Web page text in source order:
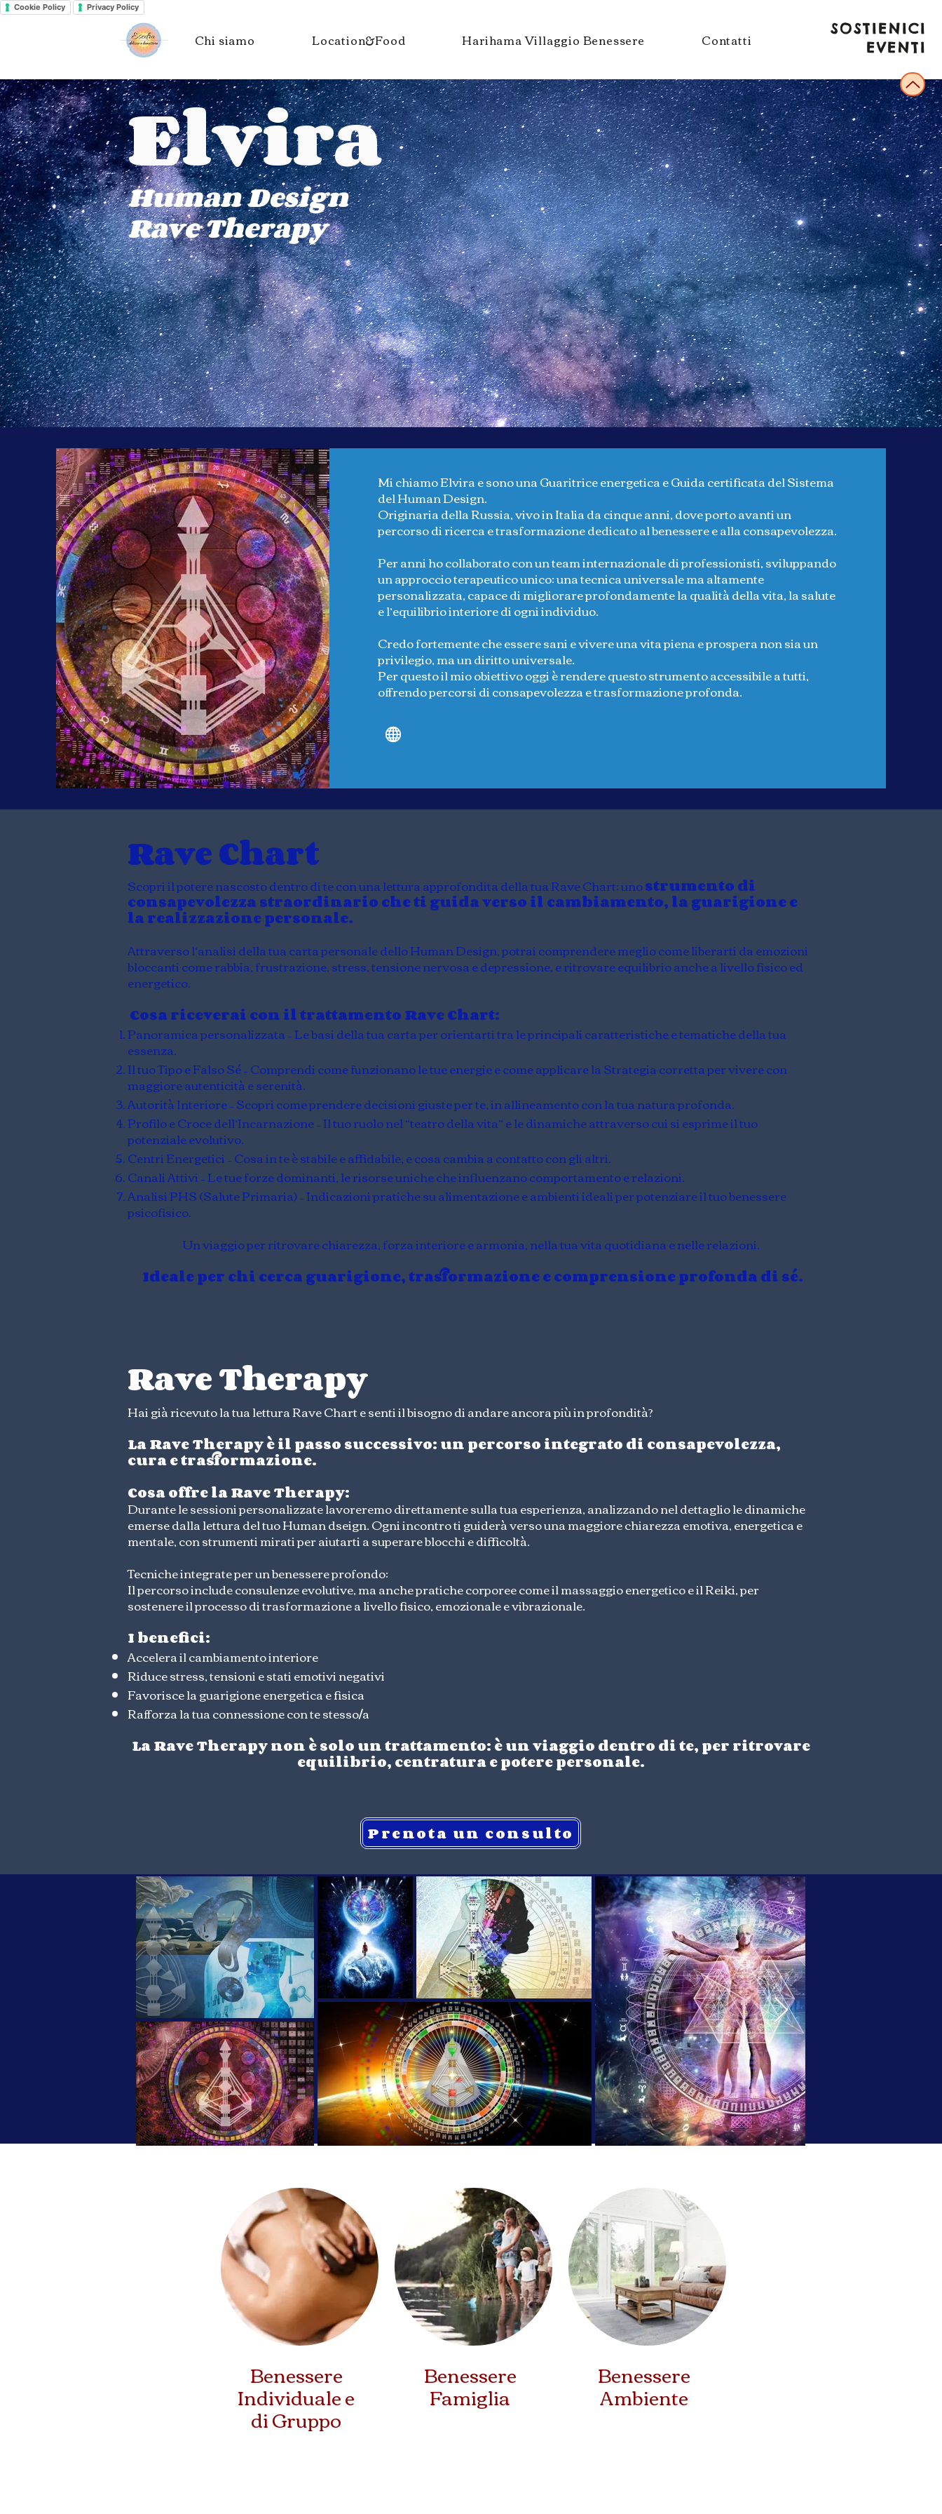
Cookie Policy Privacy Policy
EVENTI
SOSTIENICI
Chi siamo Location&Food Harihama Villaggio Benessere Contatti
Elvira
Human Design
Rave Therapy
Mi chiamo Elvira e sono una Guaritrice energetica e Guida certificata del Sistema
del Human Design.
Originaria della Russia, vivo in Italia da cinque anni, dove porto avanti un
percorso di ricerca e trasformazione dedicato al benessere e alla consapevolezza.
Per anni ho collaborato con un team internazionale di professionisti, sviluppando
un approccio terapeutico unico: una tecnica universale ma altamente
personalizzata, capace di migliorare profondamente la qualità della vita, la salute
e l’equilibrio interiore di ogni individuo.
Credo fortemente che essere sani e vivere una vita piena e prospera non sia un
privilegio, ma un diritto universale.
Per questo il mio obiettivo oggi è rendere questo strumento accessibile a tutti,
offrendo percorsi di consapevolezza e trasformazione profonda.
Rave Chart
Scopri il potere nascosto dentro di te con una lettura approfondita della tua Rave Chart: unostrumento di
consapevolezza straordinario che ti guida verso il cambiamento, la guarigione e
la realizzazione personale.
Attraverso l’analisi della tua carta personale dello Human Design, potrai comprendere meglio come liberarti da emozioni
bloccanti come rabbia, frustrazione, stress, tensione nervosa e depressione, e ritrovare equilibrio anche a livello fisico ed
energetico.
Cosa riceverai con il trattamento Rave Chart:
Panoramica personalizzata – Le basi della tua carta per orientarti tra le principali caratteristiche e tematiche della tua
essenza.
Il tuo Tipo e Falso Sé – Comprendi come funzionano le tue energie e come applicare la Strategia corretta per vivere con
maggiore autenticità e serenità.
Autorità Interiore – Scopri come prendere decisioni giuste per te, in allineamento con la tua natura profonda.
Profilo e Croce dell’Incarnazione – Il tuo ruolo nel “teatro della vita” e le dinamiche attraverso cui si esprime il tuo
potenziale evolutivo.
Centri Energetici – Cosa in te è stabile e affidabile, e cosa cambia a contatto con gli altri.
Canali Attivi – Le tue forze dominanti, le risorse uniche che influenzano comportamento e relazioni.
Analisi PHS (Salute Primaria) – Indicazioni pratiche su alimentazione e ambienti ideali per potenziare il tuo benessere
psicofisico.
Un viaggio per ritrovare chiarezza, forza interiore e armonia, nella tua vita quotidiana e nelle relazioni.
Ideale per chi cerca guarigione, trasformazione e comprensione profonda di sé.
Rave Therapy
Hai già ricevuto la tua lettura Rave Chart e senti il bisogno di andare ancora più in profondità?
La Rave Therapy è il passo successivo: un percorso integrato di consapevolezza,
cura e trasformazione.
Cosa offre la Rave Therapy:
Durante le sessioni personalizzate lavoreremo direttamente sulla tua esperienza, analizzando nel dettaglio le dinamiche
emerse dalla lettura del tuo Human dseign. Ogni incontro ti guiderà verso una maggiore chiarezza emotiva, energetica e
mentale, con strumenti mirati per aiutarti a superare blocchi e difficoltà.
Tecniche integrate per un benessere profondo:
Il percorso include consulenze evolutive, ma anche pratiche corporee come il massaggio energetico e il Reiki, per
sostenere il processo di trasformazione a livello fisico, emozionale e vibrazionale.
I benefici:
Accelera il cambiamento interiore
Riduce stress, tensioni e stati emotivi negativi
Favorisce la guarigione energetica e fisica
Rafforza la tua connessione con te stesso/a
La Rave Therapy non è solo un trattamento: è un viaggio dentro di te, per ritrovare
equilibrio, centratura e potere personale.
Prenota un consulto
Benessere
Individuale e
di Gruppo
Benessere
Famiglia
Benessere
Ambiente